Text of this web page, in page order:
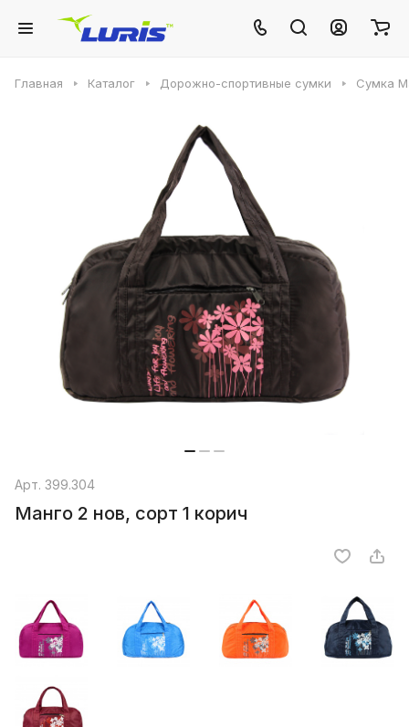
Главная Каталог Дорожно-спортивные сумки Сумка
Арт. 399.304
Манго 2 нов, сорт 1 корич